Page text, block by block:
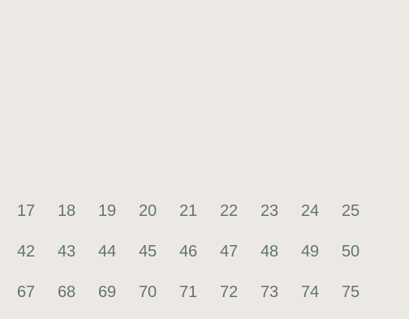
17 18 19 20 21 22 23 24 25
42 43 44 45 46 47 48 49 50
67 68 69 70 71 72 73 74 75